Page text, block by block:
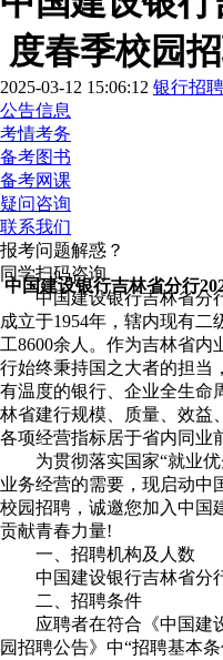
度春季校园
2025-03-12 15:06:12 银行招
公告信息
考情考务
备考图书
备考网课
疑问咨询
联系我们
报考问题解惑？
同学扫码咨询
中国建设银行吉林省分行
中国建设银行吉林省分行
成立于1954年，辖内现有二
工8600余人。作为吉林省
行始终秉持国之大者的担当
有温度的银行、企业全生命
林省建行规模、质量、效益
各项经营指标居于省内同业
为贯彻落实国家“就业优
业务经营的需要，现启动中
校园招聘，诚邀您加入中国
贡献青春力量!
一、招聘机构及人数
中国建设银行吉林省分行
二、招聘条件
应聘者在符合《中国建设
园招聘公告》中“招聘基本